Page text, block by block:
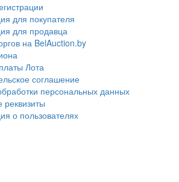
для покупателя
для продавца
на BelAuction.by
Лота
соглашение
персональных данных
реквизиты
о пользователях